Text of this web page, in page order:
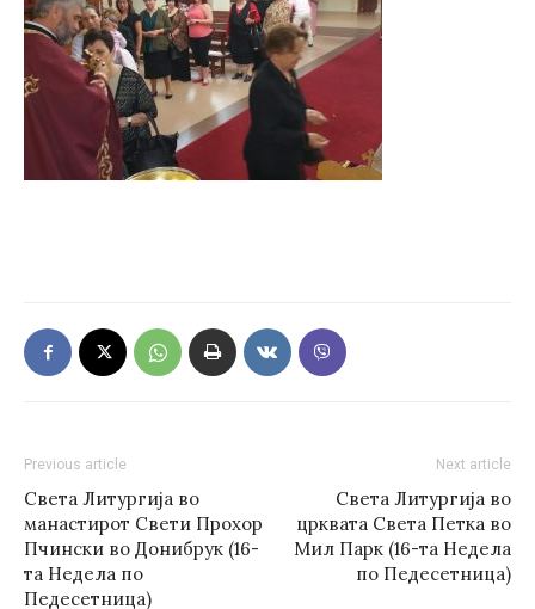
Previous article
Света Литургија во
манастирот Свети Прохор
Пчински во Донибрук (16-
та Недела по
Педесетница)
Next article
Света Литургија во
црквата Света Петка во
Мил Парк (16-та Недела
по Педесетница)